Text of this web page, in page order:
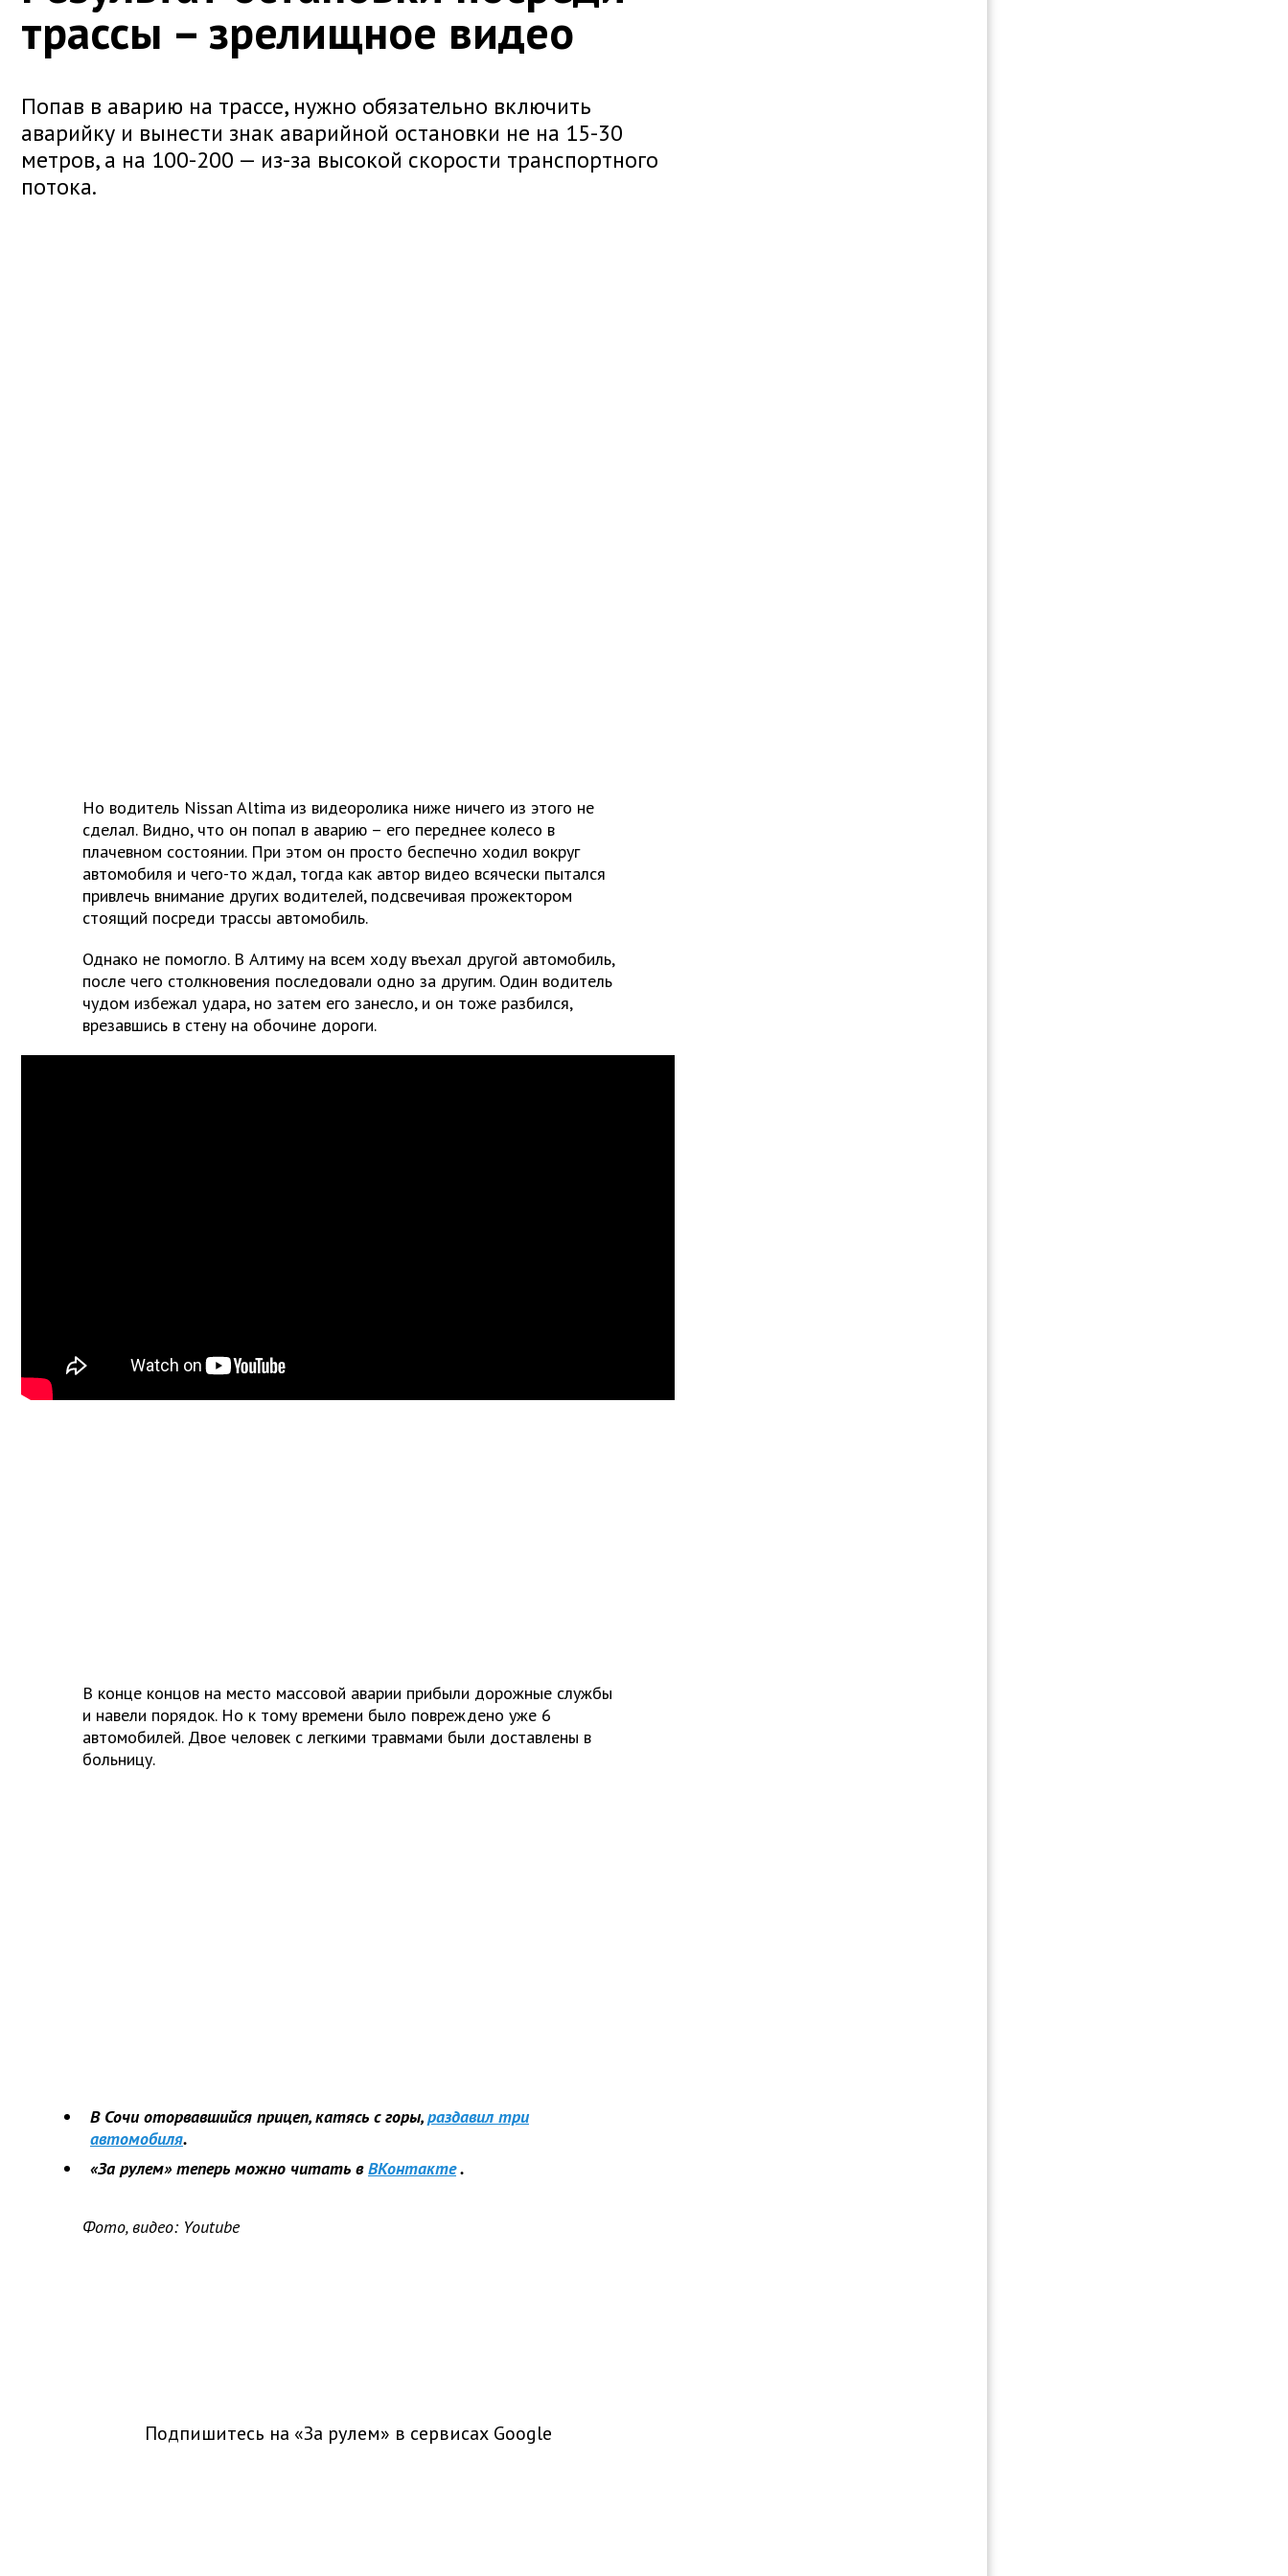
трассы – зрелищное видео
Попав в аварию на трассе, нужно обязательно включить
аварийку и вынести знак аварийной остановки не на 15-30
метров, а на 100-200 — из-за высокой скорости транспортного
потока.
Но водитель Nissan Altima из видеоролика ниже ничего из этого не
сделал. Видно, что он попал в аварию – его переднее колесо в
плачевном состоянии. При этом он просто беспечно ходил вокруг
автомобиля и чего-то ждал, тогда как автор видео всячески пытался
привлечь внимание других водителей, подсвечивая прожектором
стоящий посреди трассы автомобиль.
Однако не помогло. В Алтиму на всем ходу въехал другой автомобиль,
после чего столкновения последовали одно за другим. Один водитель
чудом избежал удара, но затем его занесло, и он тоже разбился,
врезавшись в стену на обочине дороги.
В конце концов на место массовой аварии прибыли дорожные службы
и навели порядок. Но к тому времени было повреждено уже 6
автомобилей. Двое человек с легкими травмами были доставлены в
больницу.
В Сочи оторвавшийся прицеп, катясь с горы, раздавил три
автомобиля.
«За рулем» теперь можно читать в ВКонтакте.
Фото, видео: Youtube
Подпишитесь на «За рулем» в сервисах Google